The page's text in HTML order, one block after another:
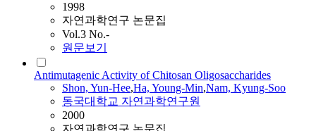
1998
자연과학연구 논문집
Vol.3 No.-
원문보기
Antimutagenic Activity of Chitosan Oligosaccharides
Shon, Yun-Hee,Ha, Young-Min,Nam, Kyung-Soo
동국대학교 자연과학연구원
2000